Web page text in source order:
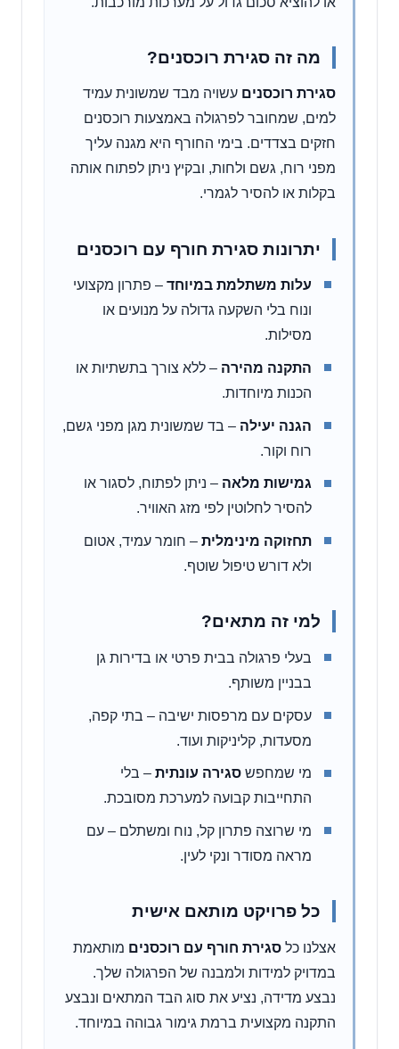
מה זה סגירת רוכסנים?
סגירת רוכסנים עשויה מבד שמשונית עמיד
למים, שמחובר לפרגולה באמצעות רוכסנים
חזקים בצדדים. בימי החורף היא מגנה עליך
מפני רוח, גשם ולחות, ובקיץ ניתן לפתוח אותה
בקלות או להסיר לגמרי.
יתרונות סגירת חורף עם רוכסנים
עלות משתלמת במיוחד– פתרון מקצועי
ונוח בלי השקעה גדולה על מנועים או
מסילות.
התקנה מהירה – ללא צורך בתשתיות או
הכנות מיוחדות.
הגנה יעילה – בד שמשונית מגן מפני גשם,
רוח וקור.
גמישות מלאה – ניתן לפתוח, לסגור או
להסיר לחלוטין לפי מזג האוויר.
תחזוקה מינימלית– חומר עמיד, אטום
ולא דורש טיפול שוטף.
למי זה מתאים?
בעלי פרגולה בבית פרטי או בדירות גן
בבניין משותף.
עסקים עם מרפסות ישיבה – בתי קפה,
מסעדות, קליניקות ועוד.
מי שמחפש סגירה עונתית– בלי
התחייבות קבועה למערכת מסובכת.
מי שרוצה פתרון קל, נוח ומשתלם – עם
מראה מסודר ונקי לעין.
כל פרויקט מותאם אישית
אצלנו כל סגירת חורף עם רוכסנים מותאמת
במדויק למידות ולמבנה של הפרגולה שלך.
נבצע מדידה, נציע את סוג הבד המתאים ונבצע
התקנה מקצועית ברמת גימור גבוהה במיוחד.